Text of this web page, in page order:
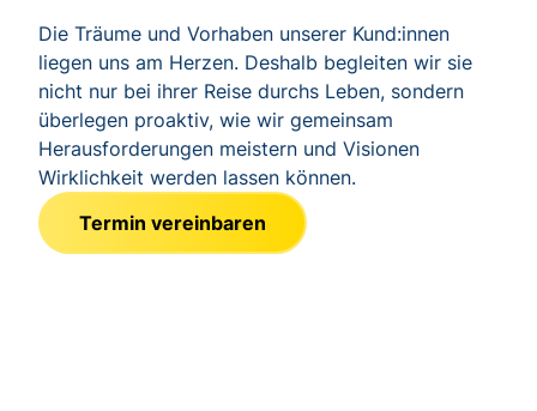
Die Träume und Vorhaben unserer Kund:innen
liegen uns am Herzen. Deshalb begleiten wir sie
nicht nur bei ihrer Reise durchs Leben, sondern
überlegen proaktiv, wie wir gemeinsam
Herausforderungen meistern und Visionen
Wirklichkeit werden lassen können.
Termin vereinbaren